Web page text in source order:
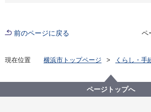
前のページに戻る ペ
現在位置 横浜市トップページ
くらし・手
横浜みどりアップ計画
計画の柱１「市民とともに次世代に
ページトップへ